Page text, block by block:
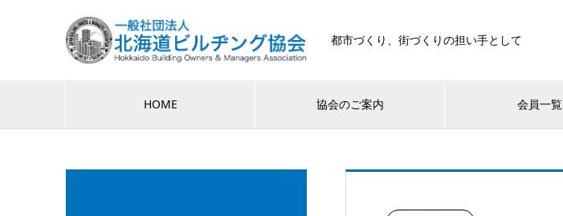
都市づくり、街づくりの担い手として
HOME 協会のご案内 会員一覧